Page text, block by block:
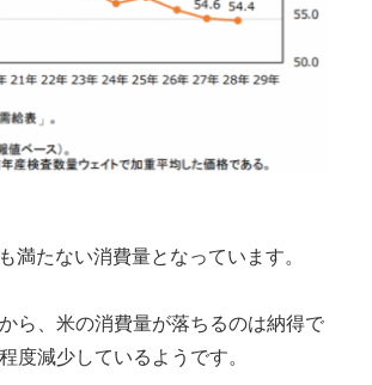
満たない消費量となっています。
ら、米の消費量が落ちるのは納得で
減少しているようです。